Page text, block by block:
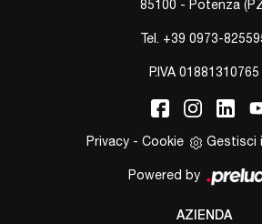
85100 - Potenza
Tel. +39 0973-
P.IVA 01881310765
Privacy - Cookie Gestisci
Powered by
AZIENDA